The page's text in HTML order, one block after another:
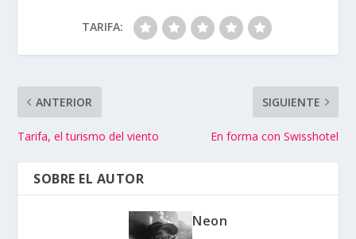
TARIFA:
ANTERIOR
Tarifa, el turismo del viento
SIGUIENTE
En forma con Swisshotel
SOBRE EL AUTOR
Neon